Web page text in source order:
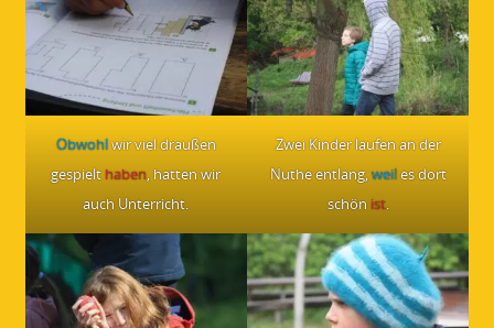
Obwohlwir viel draußen
gespielthaben, hatten wir
auch Unterricht.
Zwei Kinder laufen an der
Nuthe entlang,weiles dort
schönist.